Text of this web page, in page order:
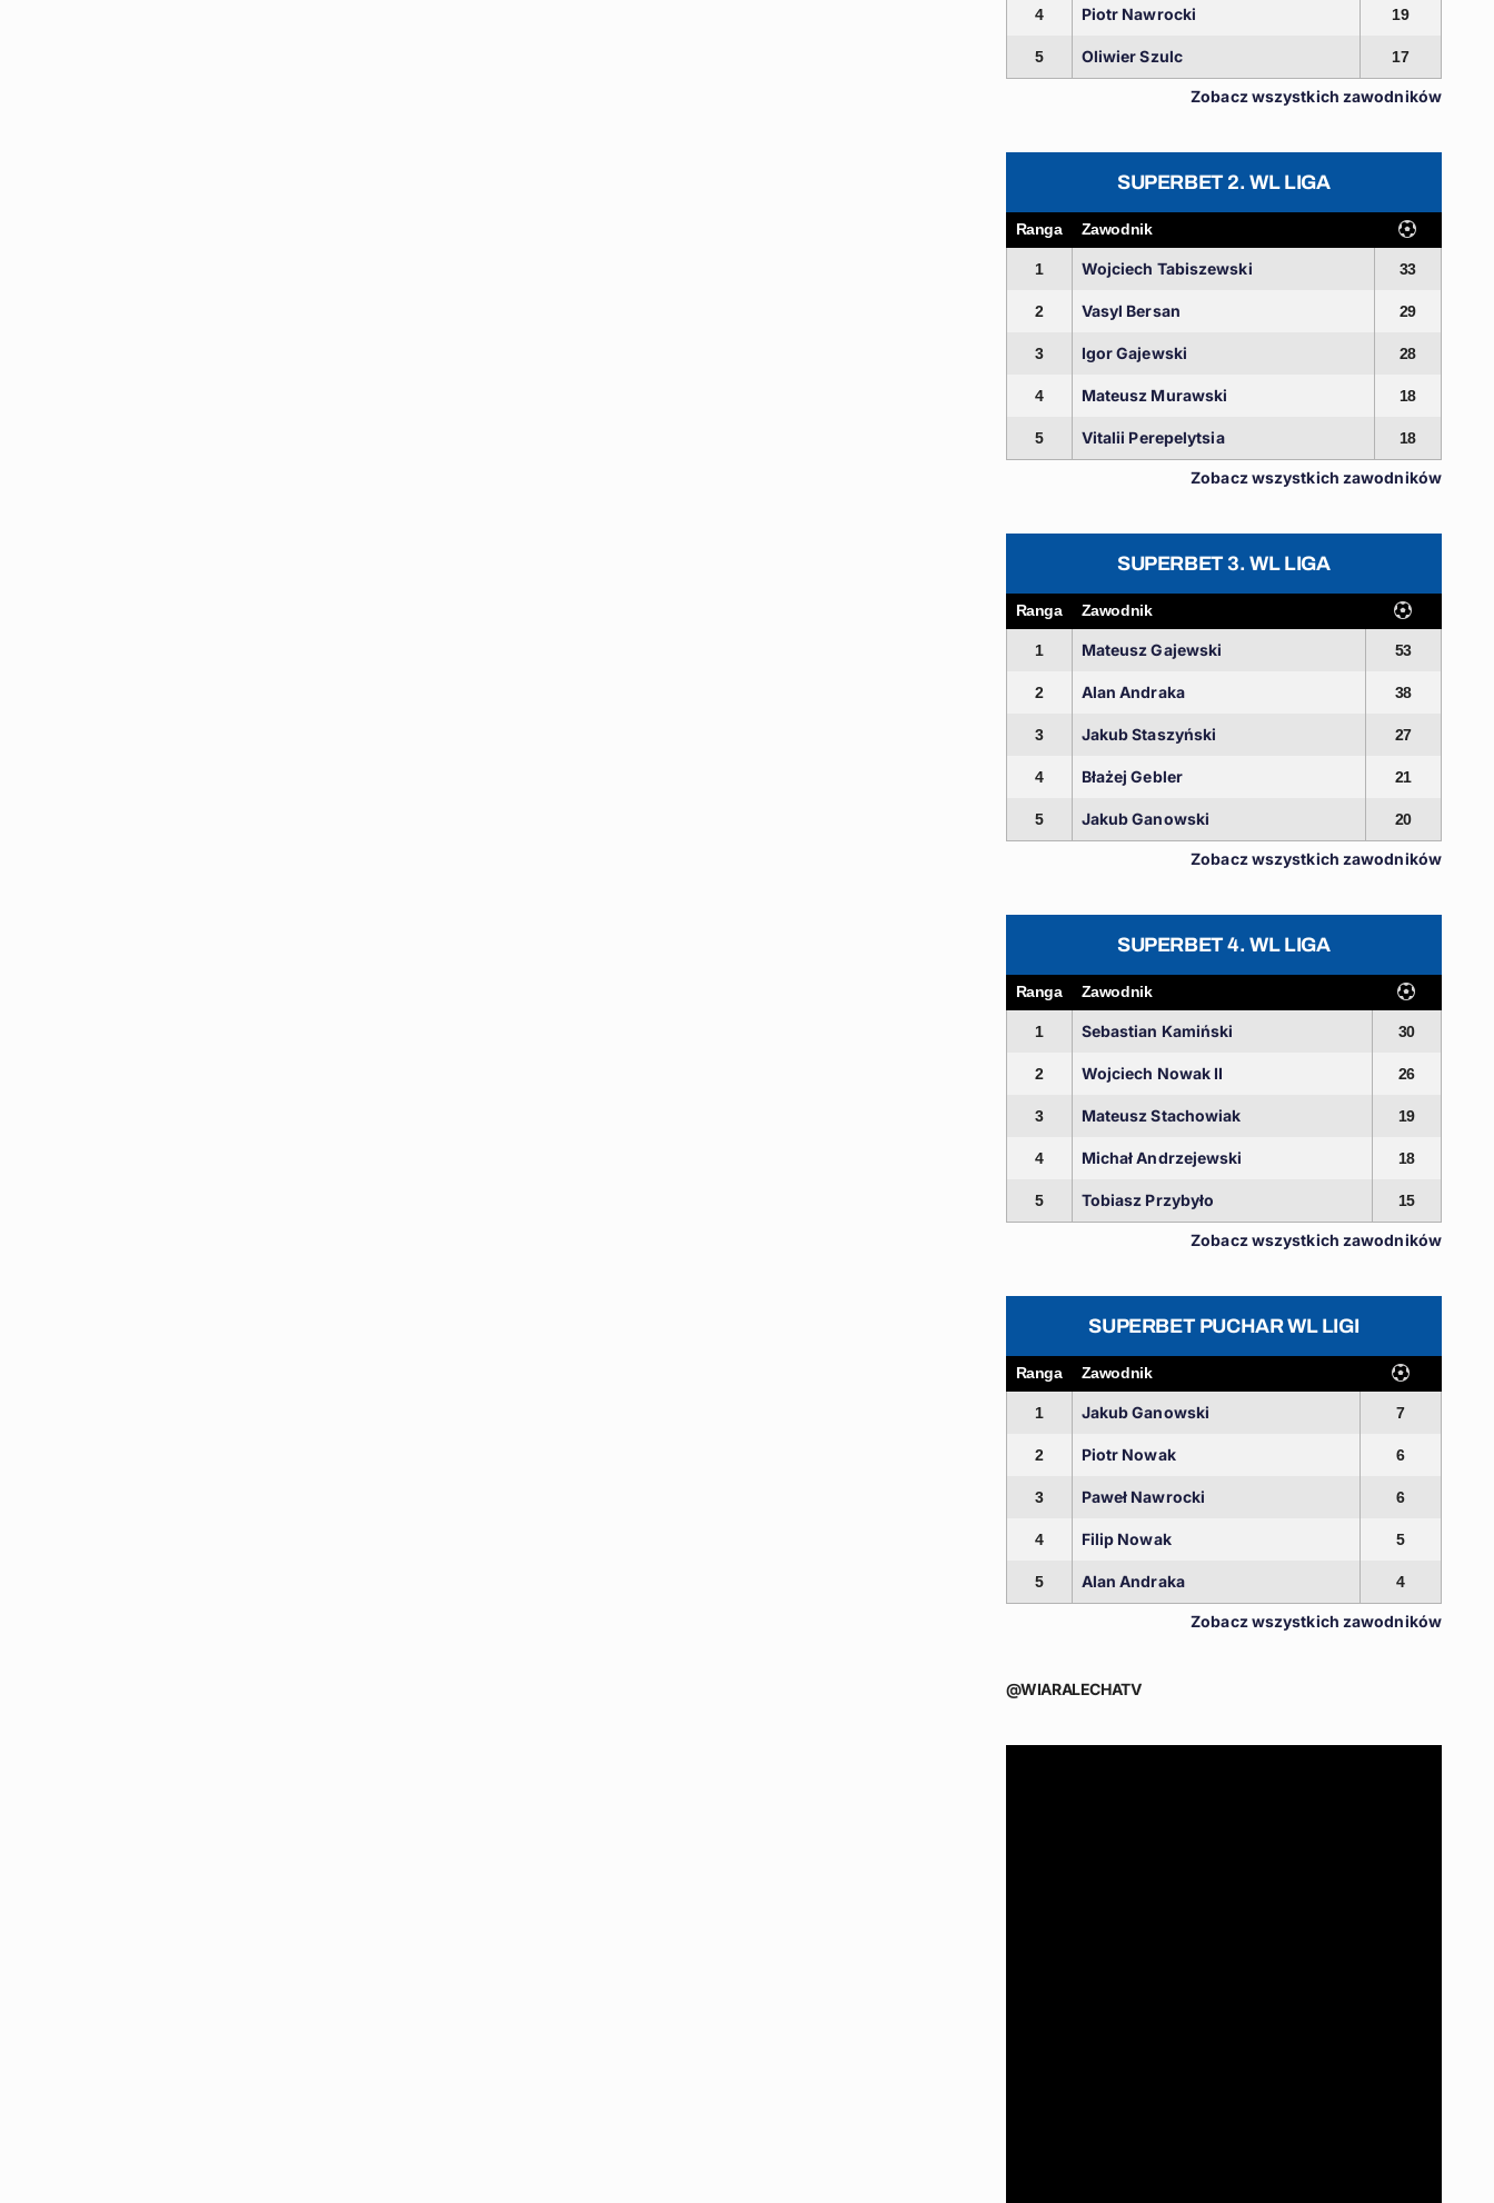
4 Piotr Nawrocki 19
5 Oliwier Szulc 17
Zobacz wszystkich zawodników
SUPERBET 2. WL LIGA
Ranga Zawodnik
1 Wojciech Tabiszewski 33
2 Vasyl Bersan 29
3 Igor Gajewski 28
4 Mateusz Murawski 18
5 Vitalii Perepelytsia 18
Zobacz wszystkich zawodników
SUPERBET 3. WL LIGA
Ranga Zawodnik
1 Mateusz Gajewski 53
2 Alan Andraka 38
3 Jakub Staszyński 27
4 Błażej Gebler 21
5 Jakub Ganowski 20
Zobacz wszystkich zawodników
SUPERBET 4. WL LIGA
Ranga Zawodnik
1 Sebastian Kamiński 30
2 Wojciech Nowak II 26
3 Mateusz Stachowiak 19
4 Michał Andrzejewski 18
5 Tobiasz Przybyło 15
Zobacz wszystkich zawodników
SUPERBET PUCHAR WL LIGI
Ranga Zawodnik
1 Jakub Ganowski 7
2 Piotr Nowak 6
3 Paweł Nawrocki 6
4 Filip Nowak 5
5 Alan Andraka 4
Zobacz wszystkich zawodników
@WIARALECHATV